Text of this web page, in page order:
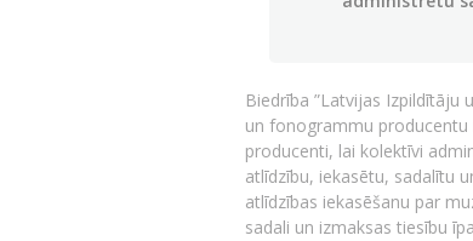
Biedrība ”Latvijas Izpildītāju
un fonogrammu
producenti, lai kolektīvi
atlīdzību, iekasētu, sadalītu
atlīdzības iekasēšanu par
sadali un izmaksas tiesību